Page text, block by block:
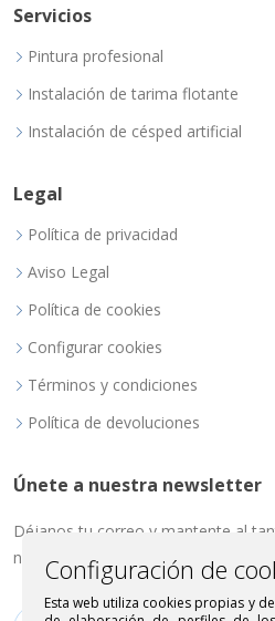
Servicios
Pintura profesional
Instalación de tarima flotante
Instalación de césped artificial
Legal
Política de privacidad
Aviso Legal
Política de cookies
Configurar cookies
Términos y condiciones
Política de devoluciones
Únete a nuestra newsletter
Déjanos tu correo y mantente al
novedades.
Configuración de
Esta web utiliza cookies propias y